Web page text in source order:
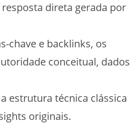
direta gerada por
chave e backlinks, os
conceitual, dados
estrutura técnica clássica
originais.